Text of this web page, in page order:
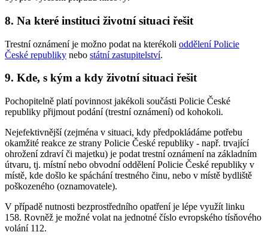
8. Na které instituci životní situaci řešit
Trestní oznámení je možno podat na kterékoli oddělení Policie
České republiky nebo státní zastupitelství.
9. Kde, s kým a kdy životní situaci řešit
Pochopitelně platí povinnost jakékoli součásti Policie České
republiky přijmout podání (trestní oznámení) od kohokoli.
Nejefektivnější (zejména v situaci, kdy předpokládáme potřebu
okamžité reakce ze strany Policie České republiky - např. trvající
ohrožení zdraví či majetku) je podat trestní oznámení na základním
útvaru, tj. místní nebo obvodní oddělení Policie České republiky v
místě, kde došlo ke spáchání trestného činu, nebo v místě bydliště
poškozeného (oznamovatele).
V případě nutnosti bezprostředního opatření je lépe využít linku
158. Rovněž je možné volat na jednotné číslo evropského tísňového
volání 112.